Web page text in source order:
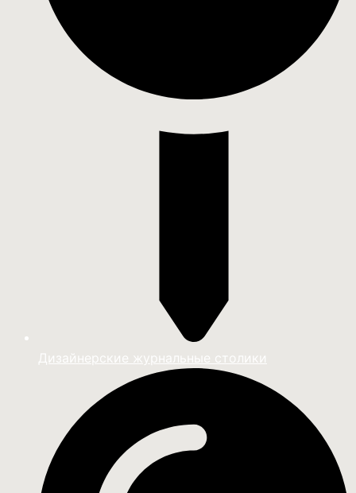
Дизайнерские журнальные столики